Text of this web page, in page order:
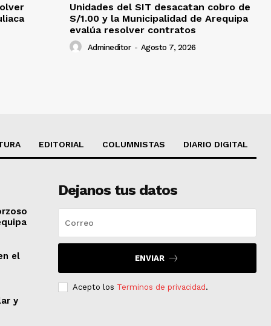
Unidades del SIT desacatan cobro de
S/1.00 y la Municipalidad de Arequipa
evalúa resolver contratos
Admineditor - Agosto 7, 2026
EDITORIAL COLUMNISTAS DIARIO DIGITAL
el
y
Dejanos tus datos
ENVIAR
Acepto los Terminos de privacidad .